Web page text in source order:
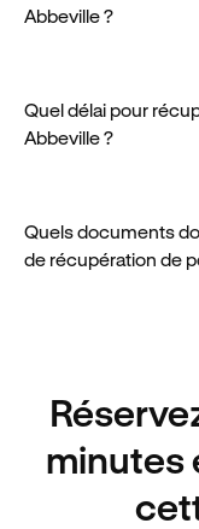
Abbeville ?
permis.
Quel délai pour
Abbeville ?
dossier transmis.
Quels documents
de récupération de
minutes